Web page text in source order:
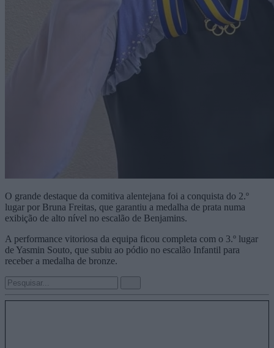
O grande destaque da comitiva alentejana foi a conquista do 2.º
lugar por Bruna Freitas, que garantiu a medalha de prata numa
exibição de alto nível no escalão de Benjamins.
A performance vitoriosa da equipa ficou completa com o 3.º lugar
de Yasmin Souto, que subiu ao pódio no escalão Infantil para
receber a medalha de bronze.